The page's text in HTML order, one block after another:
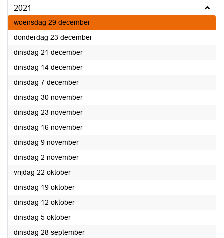
2021
woensdag 29 december2021
donderdag 23 december2021
dinsdag 21 december2021
dinsdag 14 december2021
dinsdag 7 december2021
dinsdag 30 november2021
dinsdag 23 november2021
dinsdag 16 november2021
dinsdag 9 november2021
dinsdag 2 november2021
vrijdag 22 oktober2021
dinsdag 19 oktober2021
dinsdag 12 oktober2021
dinsdag 5 oktober2021
dinsdag 28 september2021